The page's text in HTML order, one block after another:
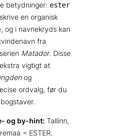
betydninger: ester
en organisk
og i navnekryds kan
fra
Matador. Disse
vigtigt at
og
ordvalg, før du
og by-hint: Tallinn,
= ESTER.